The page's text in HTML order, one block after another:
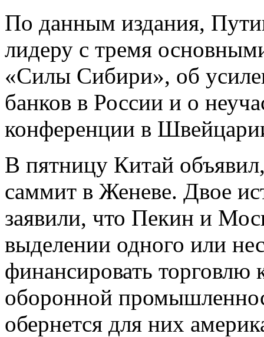
По данным издания,
лидеру с тремя
«Силы Сибири», об
банков в России и о
конференции в
В пятницу Китай
саммит в Женеве. Двое
заявили, что Пекин и
выделении одного или
финансировать торговлю
оборонной
обернется для них